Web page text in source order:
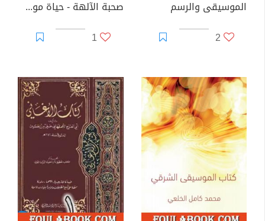
الموسيقى والرسم
2
صحبة الآلهة - حياة موسيقية
1